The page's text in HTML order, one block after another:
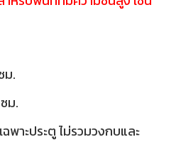
ม.
ม.
พาะประตู ไม่รวมวงกบและ